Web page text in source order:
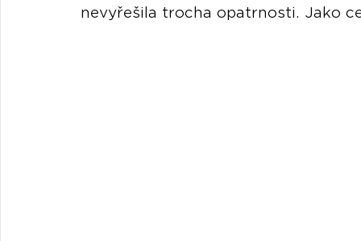
nevyřešila trocha opatrnosti. Jako